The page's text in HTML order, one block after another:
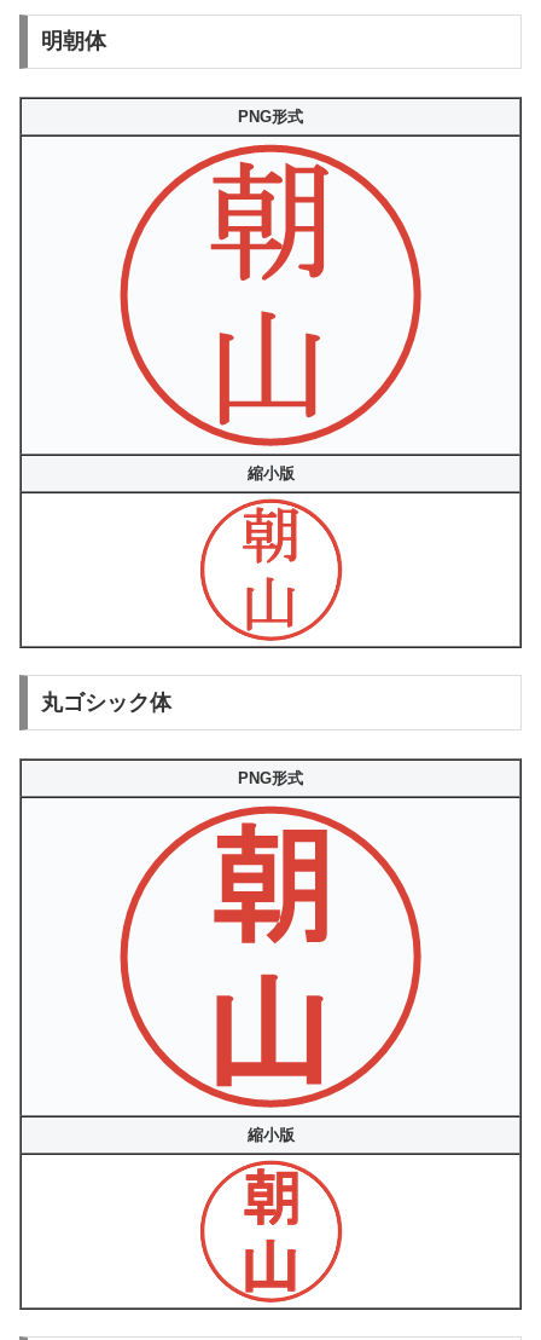
明朝体
PNG形式
縮小版
丸ゴシック体
PNG形式
縮小版